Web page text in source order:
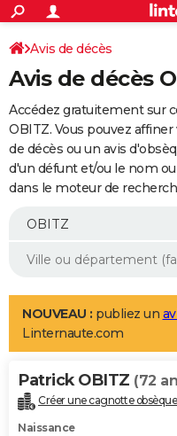
ACTUALITÉS
Politique
Société
Faits Divers
Education
Monde
Villes
+
SPORT
Coupe du monde 2026
Football
Tennis
Cyclisme
Rugby
Forum
Programme TV
TNT
Streaming
Cinéma
Sorties cinéma
Musique
+
FINANCE
Retraite
Impôts
Epargne
Immobilier
Risques naturels par ville
Banque
Assurance
Crédit
AUTO
Essais
Réserver un essai
Citadines
Berlines
SUV
Forum auto
+
Mobiles
Meilleur smartphone
Internet
Ordinateurs
Jeux vidéo
Guide high-tech
Aménagement intérieur
LIFESTYLE
Art de vivre
Bien-être
Loisirs
Mode
Modes de vie
Alimentation
Guide de la santé
Maladies
Médicaments
Sommeil
VOYAGE
Destinations
City break
Voyage nature
Voyage de noces
Forum
Climat
+PHOTO
Avis de décès
Avis de décès
Accédez gratuitement sur
OBITZ. Vous pouvez
de décès ou un avis
d'un défunt et/ou le nom
dans le moteur de
NOUVEAU : publiez un
Linternaute.com
Patrick OBITZ (72
Créer une cagnotte
Naissance